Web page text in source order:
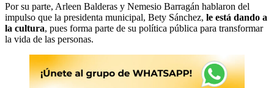
Por su parte, Arleen Balderas y Nemesio Barragán hablaron del
impulso que la presidenta municipal, Bety Sánchez, le está dando a
la cultura, pues forma parte de su política pública para transformar
la vida de las personas.